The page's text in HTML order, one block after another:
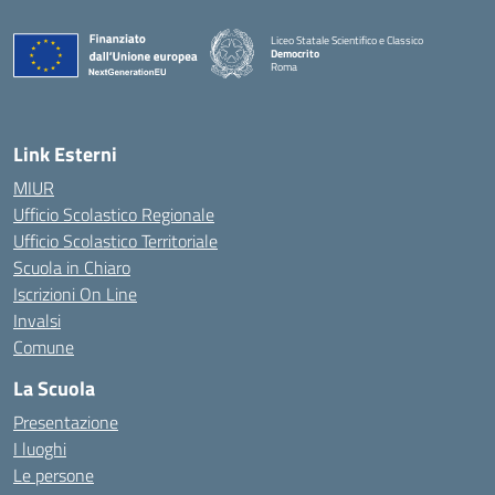
Liceo Statale Scientifico e Classico
Democrito
Roma
Link Esterni
MIUR
Ufficio Scolastico Regionale
Ufficio Scolastico Territoriale
Scuola in Chiaro
Iscrizioni On Line
Invalsi
Comune
La Scuola
Presentazione
I luoghi
Le persone